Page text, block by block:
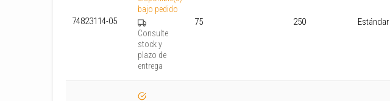
74823114-05
bajo pedido
Consulte
stock y
plazo de
entrega
75 250 Estándar